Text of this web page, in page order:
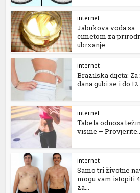
internet
Jabukova voda sa
cimetom za
ubrzanje...
internet
Brazilska dijeta:
dana gubi se i do
internet
Tabela odnosa
visine –
internet
Samo tri životne
mogu vam istopiti
za...